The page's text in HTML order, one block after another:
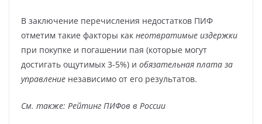
В заключение перечисления недостатков ПИФ
отметим такие факторы как неотвратимые издержки
при покупке и погашении пая (которые могут
достигать ощутимых 3-5%) и обязательная плата за
управление независимо от его результатов.
См. также: Рейтинг ПИФов в России